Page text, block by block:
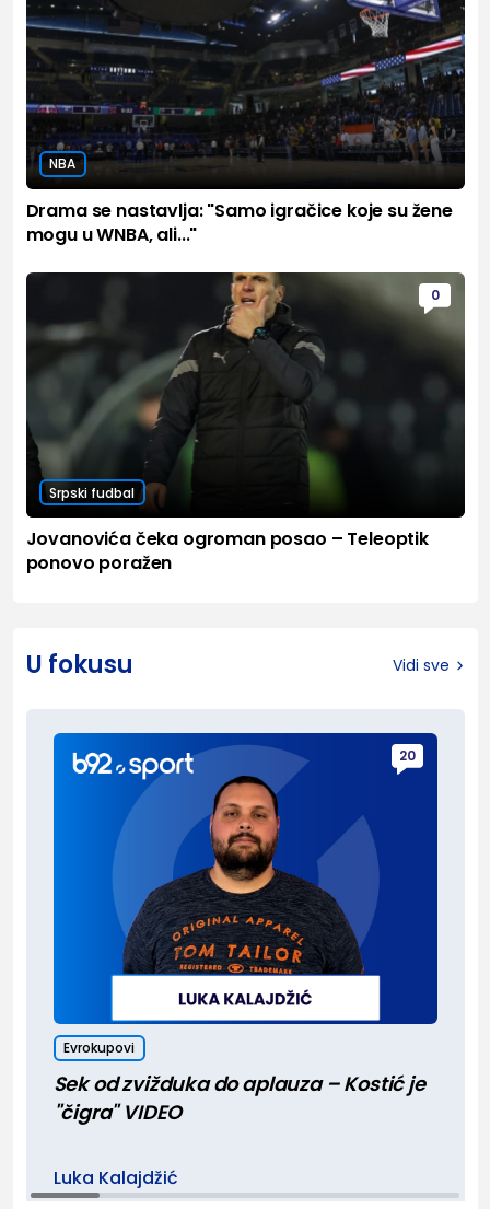
NBA
Drama se nastavlja: "Samo igračice koje su žene
mogu u WNBA, ali..."
0
Srpski fudbal
Jovanovića čeka ogroman posao – Teleoptik
ponovo poražen
U fokusu Vidi sve
20
Evrokupovi
Sek od zvižduka do aplauza – Kostić je
"čigra" VIDEO
Luka Kalajdžić